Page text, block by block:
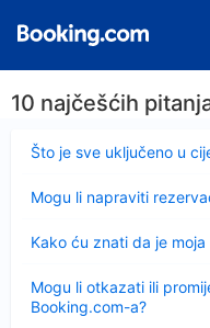
10 najčešćih
Što je sve uključeno u
Sažeto
Mogu li napraviti
Kako ću znati da je
Mogu li otkazati ili
Booking.com-a?